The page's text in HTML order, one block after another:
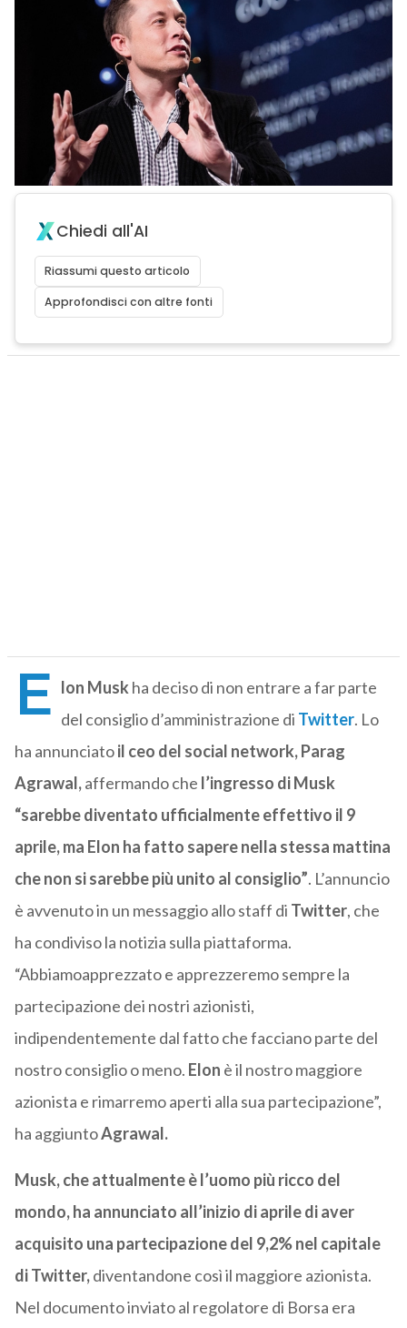
Chiedi all'AI
Riassumi questo articolo
Approfondisci con altre fonti
E lon Muskha deciso di non entrare a far parte
del consiglio d’amministrazione di Twitter. Lo
ha annunciatoil ceo del social network, Parag
Agrawal,affermando che l’ingresso di Musk
“sarebbe diventato ufficialmente effettivo il 9
aprile, ma Elon ha fatto sapere nella stessa mattina
che non si sarebbe più unito al consiglio”. L’annuncio
è avvenuto in un messaggio allo staff di Twitter, che
ha condiviso la notizia sulla piattaforma.
“Abbiamoapprezzato e apprezzeremo sempre la
partecipazione dei nostri azionisti,
indipendentemente dal fatto che facciano parte del
nostro consiglio o meno. Elon è il nostro maggiore
azionista e rimarremo aperti alla sua partecipazione”,
ha aggiuntoAgrawal.
Musk, che attualmente è l’uomo più ricco del
mondo, ha annunciato all’inizio di aprile di aver
acquisito una partecipazione del 9,2% nel capitale
di Twitter,diventandone così il maggiore azionista.
Nel documento inviato al regolatore di Borsa era